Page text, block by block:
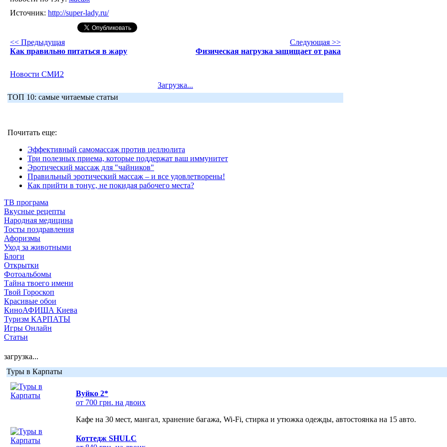
Источник: http://super-lady.ru/
<< Предыдущая
Как правильно питаться в жару
Следующая >>
Физическая нагрузка защищает от рака
Новости СМИ2
Загрузка...
ТОП 10: самые читаемые статьи
Почитать еще:
Эффективный самомассаж против целлюлита
Три полезных приема, которые поддержат ваш иммунитет
Эротический массаж для "чайников"
Правильный эротический массаж – и все удовлетворены!
Как прийти в тонус, не покидая рабочего места?
ТВ програма
Вкусные рецепты
Народная медицина
Тосты поздравления
Афоризмы
Уход за животными
Блоги
Открытки
Фотоальбомы
Тайна твоего имени
Твой Гороскоп
Красивые обои
КиноАФИША Киева
Туризм КАРПАТЫ
Игры Онлайн
Статьи
загрузка...
Туры в Карпаты
Вуйко 2*
от 700 грн. на двоих
Кафе на 30 мест, мангал, хранение багажа, Wi-Fi, стирка и утюжка одежды, автостоянка на 15 авто.
Коттедж SHULC